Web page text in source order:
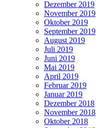
Dezember 2019
November 2019
Oktober 2019
September 2019
August 2019
Juli 2019
Juni 2019
Mai 2019
April 2019
Februar 2019
Januar 2019
Dezember 2018
November 2018
Oktober 2018